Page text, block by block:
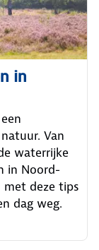
in
Van
waterrijke
in Noord-
met deze tips
dag weg.